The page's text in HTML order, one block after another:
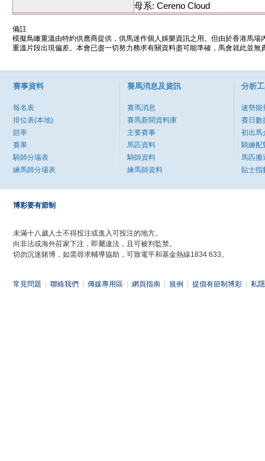
母系: Cereno Cloud
備註
模擬鳥瞰重溫由特約供應商提供，供馬迷作個人娛樂資訊之用。但由於香港馬
重溫片段出現偏差。本會已盡一切努力務求有關資料盡可能準確，馬會就此並
賽事資料
報名表
排位表(本地)
賠率
賽果
騎師分場表
練馬師分場表
賽馬消息及資訊
賽馬消息
賽馬新聞資料庫
主要賽事
馬匹資料
騎師資料
練馬師資料
分析
速勢能
賽日數
初出馬
騎練配
馬匹搬
貼士指
博彩要有節制
未滿十八歲人士不得投注或進入可投注的地方。
向非法或海外莊家下注，即屬違法，且可被判監禁。
切勿沉迷賭博，如需尋求輔導協助，可致電平和基金熱線1834 633。
常見問題 聯絡我們 傳媒專用區 網頁指南 規例 提倡有節制博彩 私